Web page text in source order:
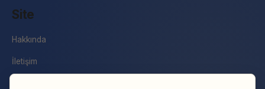
Site
Hakkında
İletişim